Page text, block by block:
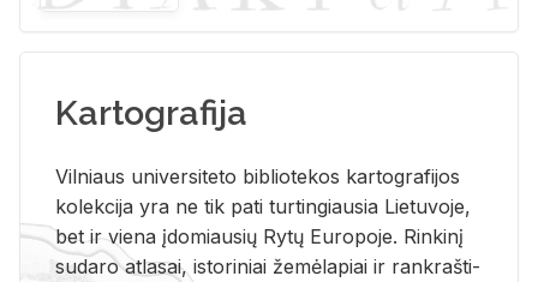
Kartografija
Vil­niaus uni­ver­si­te­to bi­b­lio­te­kos kar­to­gra­fi­jos
ko­lek­ci­ja yra ne tik pati tur­tin­giau­sia Lie­tu­vo­je,
bet ir vie­na įdo­miau­sių Rytų Eu­ro­po­je. Rin­ki­nį
su­da­ro at­la­sai, is­to­ri­niai že­mė­la­piai ir rank­raš­ti­